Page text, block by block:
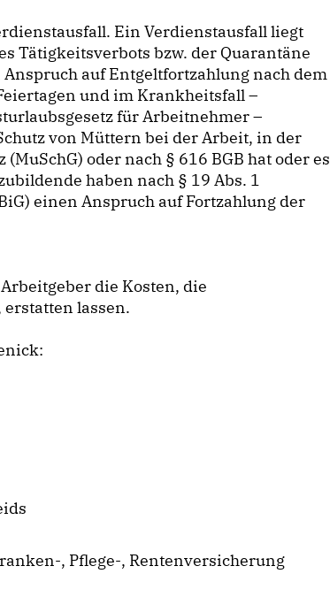
Ein Verdienstausfall liegt
Tätigkeitsverbots bzw. der Quarantäne
auf Entgeltfortzahlung nach dem
und im Krankheitsfall –
für Arbeitnehmer –
von Müttern bei der Arbeit, in der
oder nach § 616 BGB hat oder es
haben nach § 19 Abs. 1
einen Anspruch auf Fortzahlung der
die Kosten, die
lassen.
, Pflege-, Rentenversicherung